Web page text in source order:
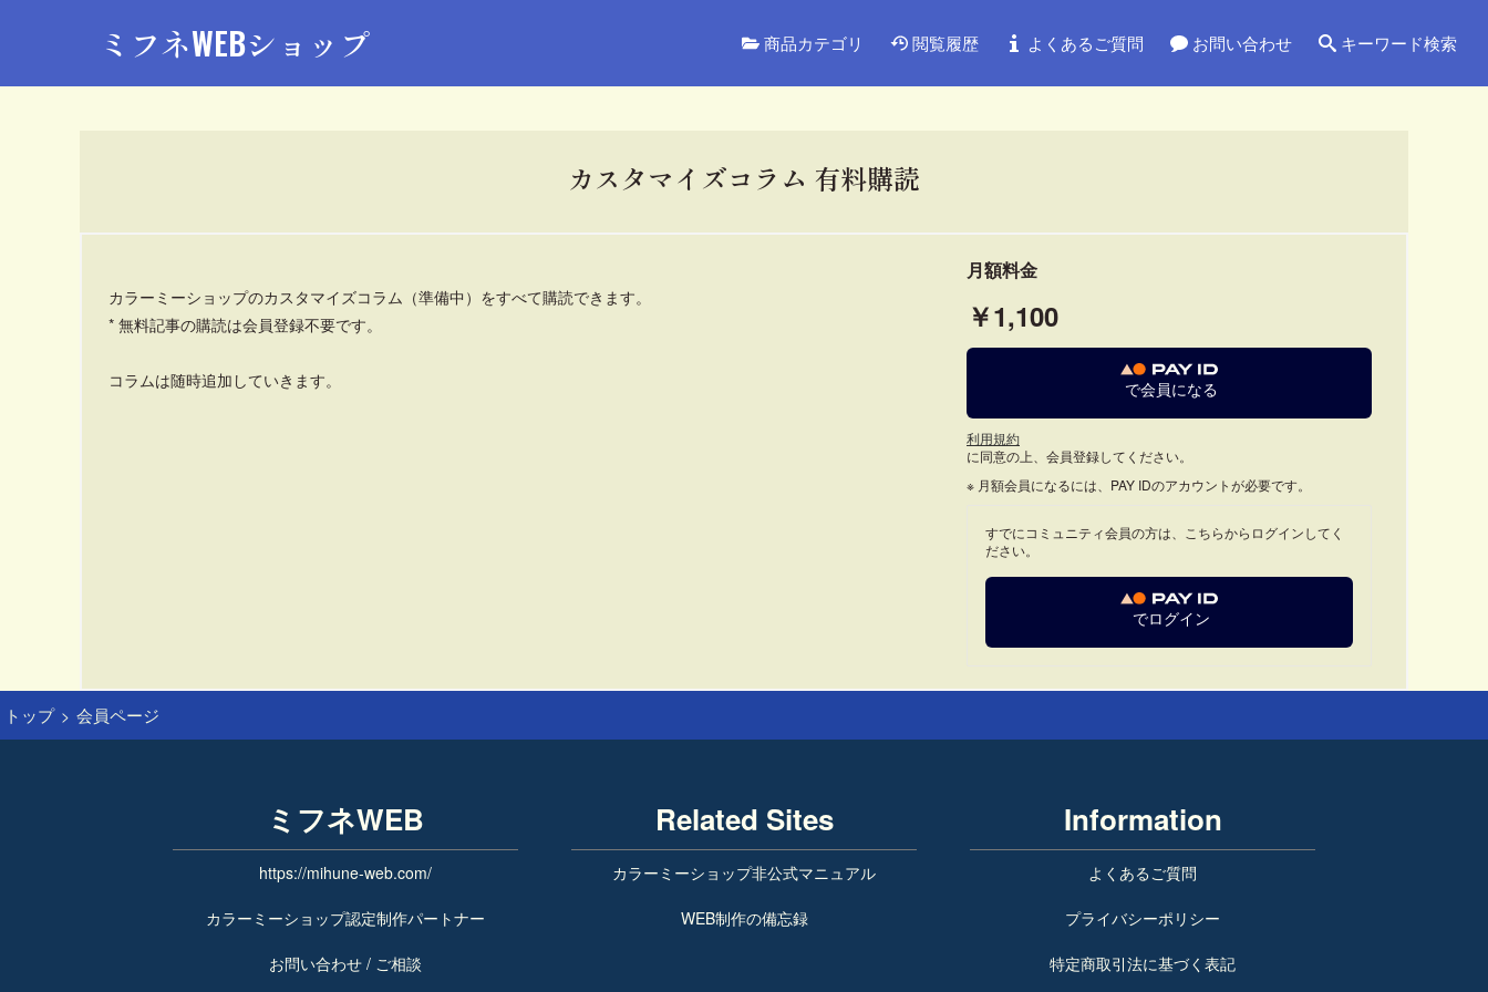
ミフネWEBショップ 商品カテゴリ 閲覧履歴 よくあるご質問 お問い合わせ キーワード検索
カスタマイズコラム 有料購読
カラーミーショップのカスタマイズコラム（準備中）をすべて購読できます。
* 無料記事の購読は会員登録不要です。
月額料金
￥1,100
で会員になる
利用規約
に同意の上、会員登録してください。
※ 月額会員になるには、PAY IDのアカウントが必要です。
すでにコミュニティ会員の方は、こちらからログインしてく
ださい。
でログイン
トップ 会員ページ
ミフネWEB
https://mihune-web.com/
カラーミーショップ認定制作パートナー
お問い合わせ / ご相談
Related Sites
カラーミーショップ非公式マニュアル
WEB制作の備忘録
Information
よくあるご質問
プライバシーポリシー
特定商取引法に基づく表記